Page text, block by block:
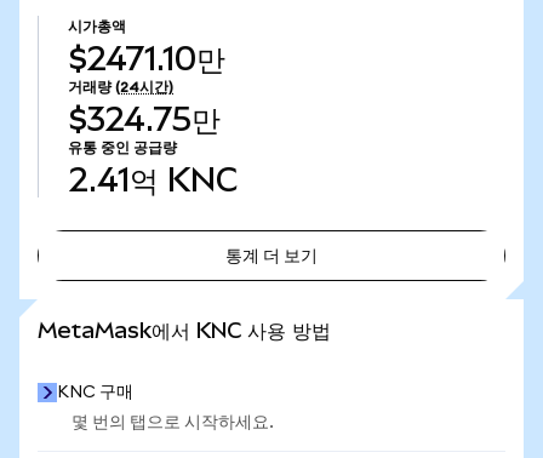
시가총액
$2471.10만
거래량 (24시간)
$324.75만
유통 중인 공급량
2.41억 KNC
통계 더 보기
MetaMask에서 KNC 사용 방법
KNC 구매
몇 번의 탭으로 시작하세요.